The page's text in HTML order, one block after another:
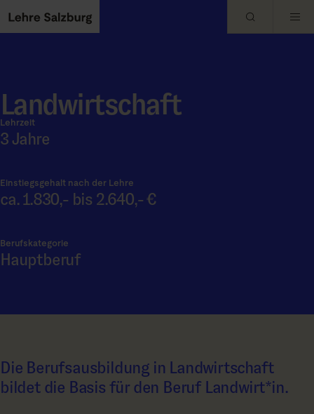
Skip to main content
Landwirtschaft
Lehrzeit
3 Jahre
Einstiegsgehalt nach der Lehre
ca. 1.830,- bis 2.640,- €
Berufskategorie
Hauptberuf
Die Berufsausbildung in Landwirtschaft
bildet die Basis für den Beruf Landwirt*in.